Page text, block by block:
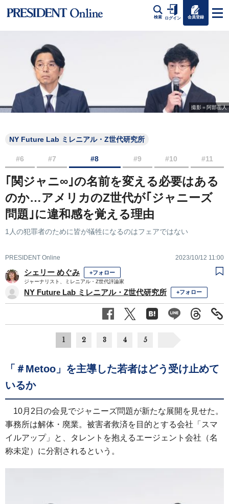
検索 ログイン 会員登録
撮影＝阿部岳人
NY Future Lab ミレニアル・Z世代研究所
#6 #7 #8 #9 #10 #11
｢関ジャニ∞｣の名前を変える必要はある
のか…アメリカのZ世代が｢ジャニーズ
問題｣に違和感を覚える理由
1人の犯罪者のために皆が犠牲になるのはフェアではない
PRESIDENT Online 2023/10/12 11:00
シェリー めぐみ +フォロー
ジャーナリスト、ミレニアル・Z世代評論家
NY Future Lab ミレニアル・Z世代研究所 +フォロー
1 2 3 4 5
「＃Metoo」を主導した若者はどう受け止めて
いるか
10月2日の会見でジャニーズ問題が新たな展開を見せた。
事務所は解体・廃業。被害者救済を目的とする会社「スマ
イルアップ」と、タレントを抱えるエージェント会社（名
称未定）に分割されるという。